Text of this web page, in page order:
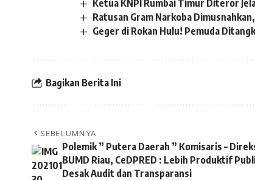
Ketua KNPI Rumbai Timur Diteror
Ratusan Gram Narkoba
Geger di Rokan Hulu! Pemuda
Bagikan Berita Ini
SEBELUMNYA
Polemik ” Putera Daerah ” Komisaris –
BUMD Riau, CeDPRED : Lebih Produktif
Desak Audit dan Transparansi